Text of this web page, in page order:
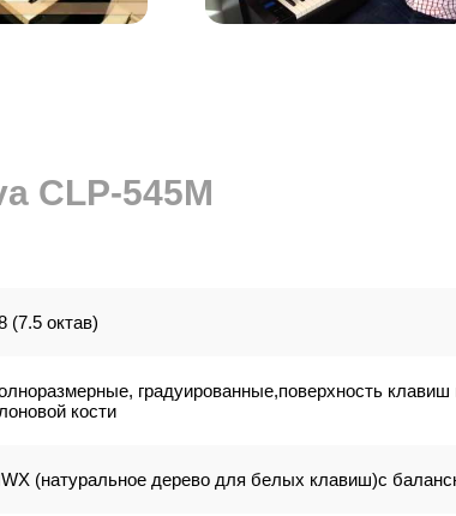
CLP-545M
(7.5 октав)
градуированные,поверхность клавиш
кости
(натуральное дерево для белых клавиш)с